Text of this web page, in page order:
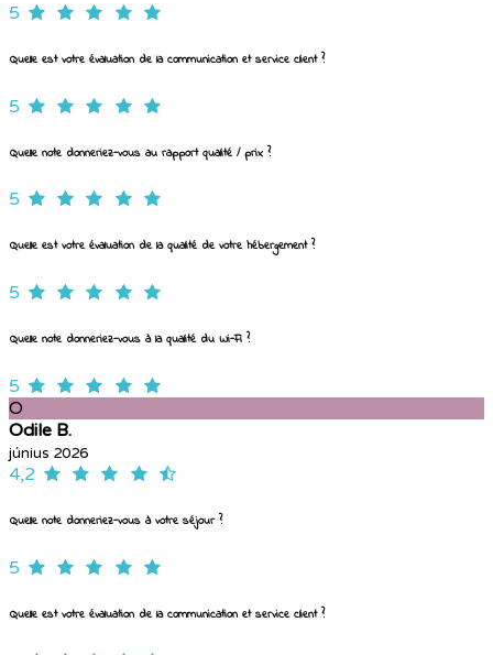
5
Quelle est votre évaluation de la communication et service client ?
5
Quelle note donneriez-vous au rapport qualité / prix ?
5
Quelle est votre évaluation de la qualité de votre hébergement ?
5
Quelle note donneriez-vous à la qualité du Wi-Fi ?
5
O
Odile B.
június 2026
4,2
Quelle note donneriez-vous à votre séjour ?
5
Quelle est votre évaluation de la communication et service client ?